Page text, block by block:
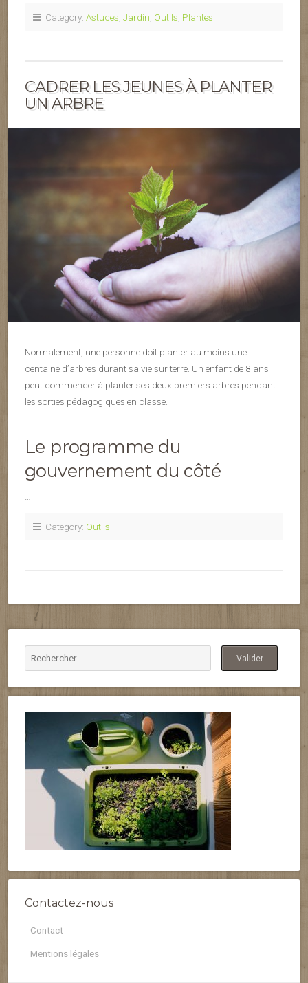
Category: Astuces Jardin Outils Plantes
CADRER LES JEUNES À PLANTER
UN ARBRE
Normalement, une personne doit planter au moins une
centaine d’arbres durant sa vie sur terre. Un enfant de 8 ans
peut commencer à planter ses deux premiers arbres pendant
les sorties pédagogiques en classe.
Le programme du
gouvernement du côté
…
Category: Outils
Contactez-nous
Contact
Mentions légales